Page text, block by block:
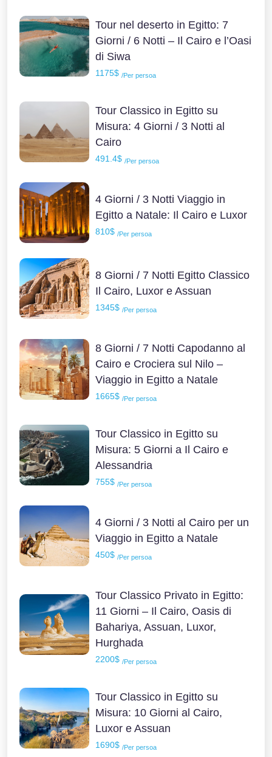
Tour nel deserto in Egitto: 7
Giorni / 6 Notti – Il Cairo e l’Oasi
di Siwa
1175$ /Per persoa
Tour Classico in Egitto su
Misura: 4 Giorni / 3 Notti al
Cairo
491.4$ /Per persoa
4 Giorni / 3 Notti Viaggio in
Egitto a Natale: Il Cairo e Luxor
810$ /Per persoa
8 Giorni / 7 Notti Egitto Classico
Il Cairo, Luxor e Assuan
1345$ /Per persoa
8 Giorni / 7 Notti Capodanno al
Cairo e Crociera sul Nilo –
Viaggio in Egitto a Natale
1665$ /Per persoa
Tour Classico in Egitto su
Misura: 5 Giorni a Il Cairo e
Alessandria
755$ /Per persoa
4 Giorni / 3 Notti al Cairo per un
Viaggio in Egitto a Natale
450$ /Per persoa
Tour Classico Privato in Egitto:
11 Giorni – Il Cairo, Oasis di
Bahariya, Assuan, Luxor,
Hurghada
2200$ /Per persoa
Tour Classico in Egitto su
Misura: 10 Giorni al Cairo,
Luxor e Assuan
1690$ /Per persoa